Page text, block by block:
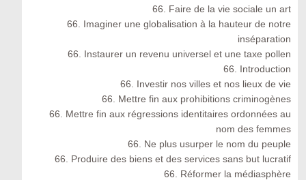
66. Faire de la vie sociale un art
66. Imaginer une globalisation à la hauteur de notre
inséparation
66. Instaurer un revenu universel et une taxe pollen
66. Introduction
66. Investir nos villes et nos lieux de vie
66. Mettre fin aux prohibitions criminogènes
66. Mettre fin aux régressions identitaires ordonnées au
nom des femmes
66. Ne plus usurper le nom du peuple
66. Produire des biens et des services sans but lucratif
66. Réformer la médiasphère